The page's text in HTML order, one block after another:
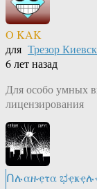
O KAK
для Трезор
6 лет назад
Для особо умных
лицензирования
Ոሉαዙҿτα